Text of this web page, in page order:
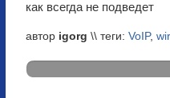
как всегда не подведет
автор igorg \\ теги: VoIP,